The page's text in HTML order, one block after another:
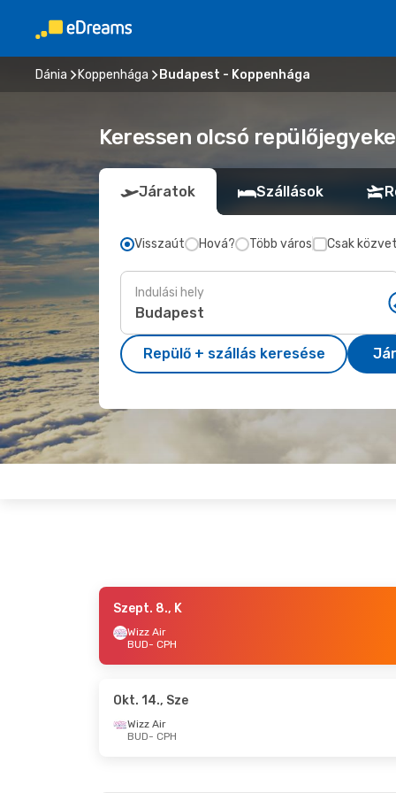
Dánia Koppenhága Budapest - Koppenhága
Keressen olcsó
Járatok Szállások
Visszaút Hová? Több város Csak
Indulási hely
Repülő + szállás keresése
- Szept. 28., H
- Nov. 1., V
Szept. 8., K
Wizz Air
BUD- CPH
Okt. 14., Sze
Wizz Air
BUD- CPH